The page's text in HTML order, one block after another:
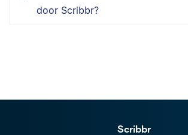
door Scribbr?
Scribbr